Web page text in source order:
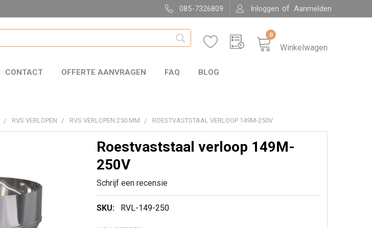
085-7326809 Inloggen of Aanmelden
Winkelwagen
0
CONTACT OFFERTE AANVRAGEN FAQ BLOG
RVS VERLOPEN RVS VERLOPEN 250 MM ROESTVASTSTAAL VERLOOP 149M-250V
Roestvaststaal verloop 149M-
250V
Schrijf een recensie
SKU: RVL-149-250